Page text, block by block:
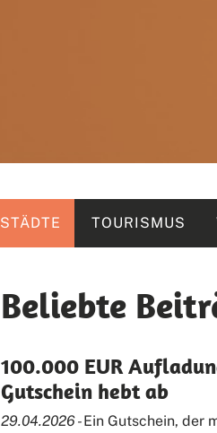
STÄDTE TOURISMUS
Beliebte
100.000 EUR
Gutschein hebt ab
29.04.2026 -Ein Gutschein, der